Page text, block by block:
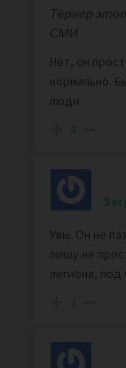
Тёрнер
СМИ
Нет, он
нормально.
люди.
4
Увы. Он не
пишу не
легиона,
3